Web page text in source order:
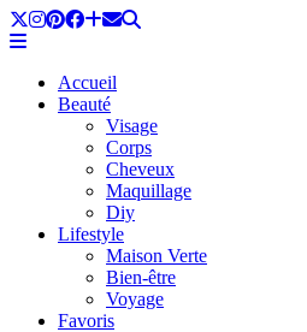
Accueil
Beauté
Visage
Corps
Cheveux
Maquillage
Diy
Lifestyle
Maison Verte
Bien-être
Voyage
Favoris